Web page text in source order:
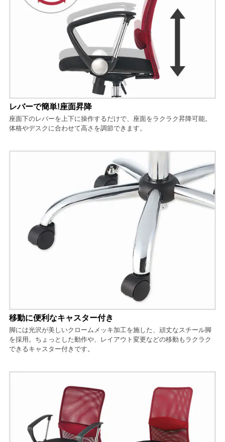
レバーで簡単!座面昇降
座面下のレバーを上下に操作するだけで、座面をラクラク昇降可能。
体格やデスクに合わせて高さを調節できます。
移動に便利なキャスター付き
脚には光沢が美しいクロームメッキ加工を施した、頑丈なスチール脚
を採用。ちょっとした動作や、レイアウト変更などの移動もラクラク
できるキャスター付きです。